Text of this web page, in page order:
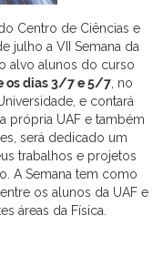
do Centro de Ciências e
julho a VII Semana da
alvo alunos do curso
os dias 3/7 e 5/7 , no
e contará
própria UAF e também
será dedicado um
trabalhos e projetos
A Semana tem como
os alunos da UAF e
áreas da Física.